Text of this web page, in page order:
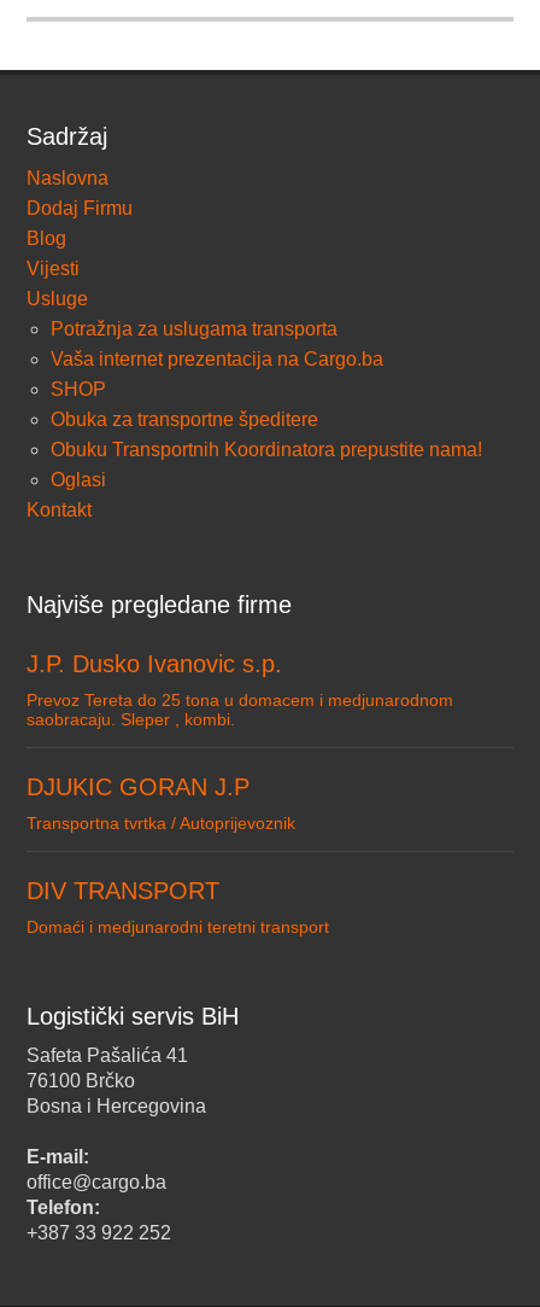
Sadržaj
Naslovna
Dodaj Firmu
Blog
Vijesti
Usluge
Potražnja za uslugama transporta
Vaša internet prezentacija na Cargo.ba
SHOP
Obuka za transportne špeditere
Obuku Transportnih Koordinatora prepustite nama!
Oglasi
Kontakt
Najviše pregledane firme
J.P. Dusko Ivanovic s.p.
Prevoz Tereta do 25 tona u domacem i medjunarodnom
saobracaju. Sleper , kombi.
DJUKIC GORAN J.P
Transportna tvrtka / Autoprijevoznik
DIV TRANSPORT
Domaći i medjunarodni teretni transport
Logistički servis BiH
Safeta Pašalića 41
76100 Brčko
Bosna i Hercegovina
E-mail:
office@cargo.ba
Telefon:
+387 33 922 252